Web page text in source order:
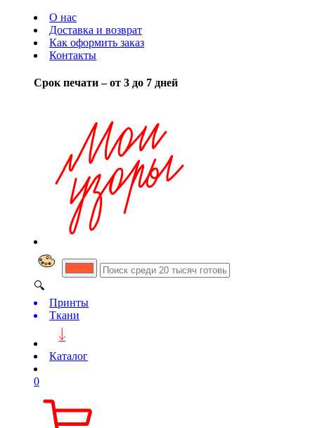
О нас
Доставка и возврат
Как оформить заказ
Контакты
Срок печати – от 3 до 7 дней
🔍
Принты
Ткани
Каталог
0